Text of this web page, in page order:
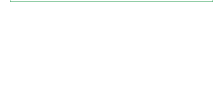
2022.05.22